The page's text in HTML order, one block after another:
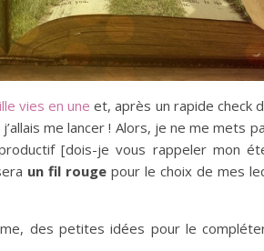
vies en une et, après un rapide check
me lancer ! Alors, je ne me mets
[dois-je vous rappeler mon
un fil rouge pour le choix de mes
des petites idées pour le